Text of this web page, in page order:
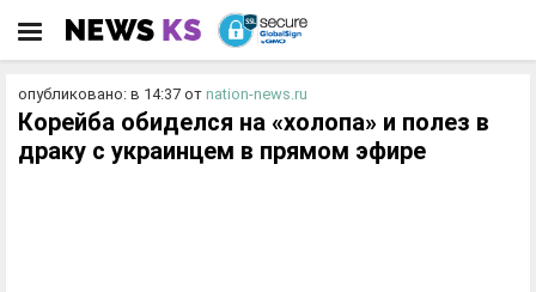
опубликовано: в 14:37 от nation-news.ru
Корейба обиделся на «холопа» и полез в
драку с украинцем в прямом эфире